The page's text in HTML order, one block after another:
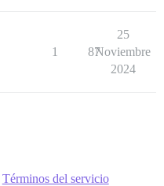
1 87
25
Noviembre
2024
Términos del servicio